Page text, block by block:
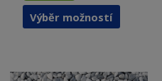
Výběr možností
Tento
produkt
variant.